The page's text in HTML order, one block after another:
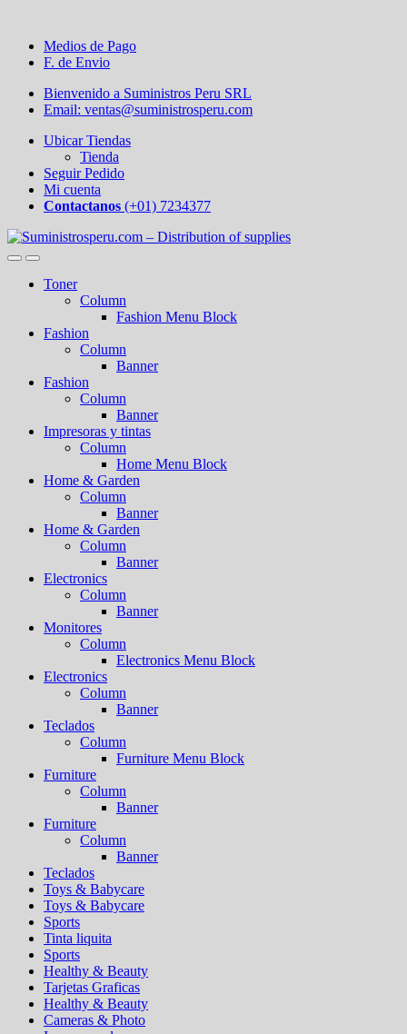
Medios de Pago
F. de Envio
Bienvenido a Suministros Peru SRL
Email: ventas@suministrosperu.com
Ubicar Tiendas
Tienda
Seguir Pedido
Mi cuenta
Contactanos (+01) 7234377
Toner
Column
Fashion Menu Block
Fashion
Column
Banner
Fashion
Column
Banner
Impresoras y tintas
Column
Home Menu Block
Home & Garden
Column
Banner
Home & Garden
Column
Banner
Electronics
Column
Banner
Monitores
Column
Electronics Menu Block
Electronics
Column
Banner
Teclados
Column
Furniture Menu Block
Furniture
Column
Banner
Furniture
Column
Banner
Teclados
Toys & Babycare
Toys & Babycare
Sports
Tinta liquita
Sports
Healthy & Beauty
Tarjetas Graficas
Healthy & Beauty
Cameras & Photo